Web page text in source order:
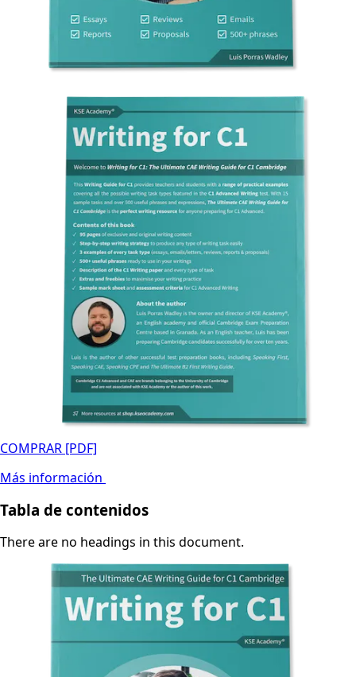
COMPRAR [PDF]
Más información
Tabla de contenidos
There are no headings in this document.